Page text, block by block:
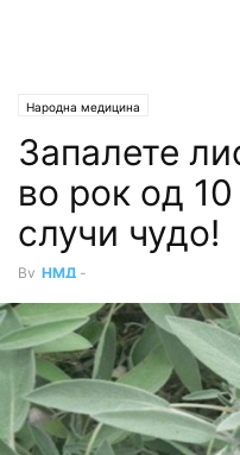
Народна медицина
Запалете
во рок од
случи чудо!
By НМД -